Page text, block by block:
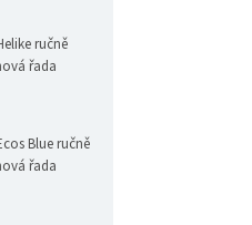
ručně
řada
Blue ručně
řada